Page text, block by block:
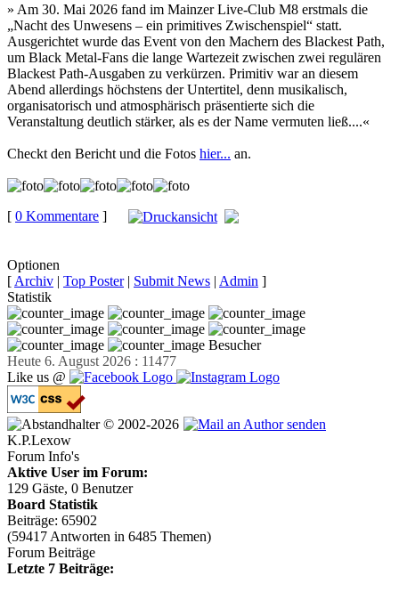
» Am 30. Mai 2026 fand im Mainzer Live-Club M8 erstmals die
„Nacht des Unwesens – ein primitives Zwischenspiel“ statt.
Ausgerichtet wurde das Event von den Machern des Blackest Path,
um Black Metal-Fans die lange Wartezeit zwischen zwei regulären
Blackest Path-Ausgaben zu verkürzen. Primitiv war an diesem
Abend allerdings höchstens der Untertitel, denn musikalisch,
organisatorisch und atmosphärisch präsentierte sich die
Veranstaltung deutlich stärker, als es der Name vermuten ließ....«
Checkt den Bericht und die Fotos hier... an.
[ 0 Kommentare ]
Optionen
[ Archiv | Top Poster| Submit News | Admin ]
Statistik
Besucher
Heute 6. August 2026 : 11477
Like us @
© 2002-2026
K.P.Lexow
Forum Info's
Aktive User im Forum:
129 Gäste, 0 Benutzer
Board Statistik
Beiträge: 65902
(59417 Antworten in 6485 Themen)
Forum Beiträge
Letzte 7 Beiträge: